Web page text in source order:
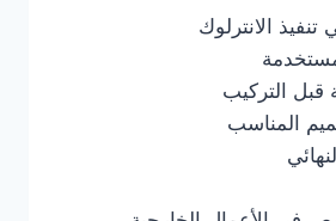
تنفيذ الانترلوك
قبل التركيب
المناسب